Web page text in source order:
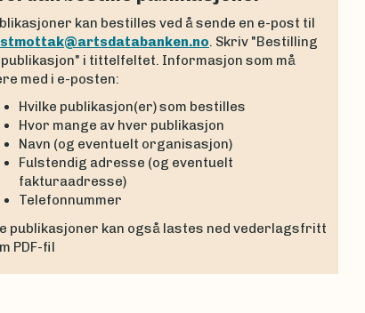
kan bestilles ved å sende en e-post til
. Skriv "Bestilling
publikasjon" i tittelfeltet. Informasjon som må
med i e-posten:
Hvilke publikasjon(er) som bestilles
Hvor mange av hver publikasjon
Navn (og eventuelt organisasjon)
Fulstendig adresse (og eventuelt
fakturaadresse)
Telefonnummer
publikasjoner kan også lastes ned vederlagsfritt
PDF-fil